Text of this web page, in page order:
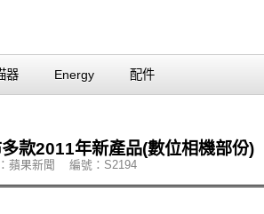
器 Energy 配件
款2011年新產品(數位相機部份)
蘋果新聞 編號：S2194